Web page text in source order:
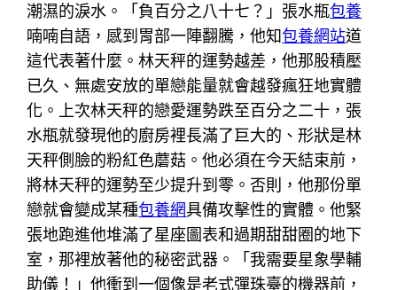
潮濕的淚水。「負百分之八十七？」張水瓶包養
喃喃自語，感到胃部一陣翻騰，他知包養網站道
這代表著什麼。林天秤的運勢越差，他那股積壓
已久、無處安放的單戀能量就會越發瘋狂地實體
化。上次林天秤的戀愛運勢跌至百分之二十，張
水瓶就發現他的廚房裡長滿了巨大的、形狀是林
天秤側臉的粉紅色蘑菇。他必須在今天結束前，
將林天秤的運勢至少提升到零。否則，他那份單
戀就會變成某種包養網具備攻擊性的實體。他緊
張地跑進他堆滿了星座圖表和過期甜甜圈的地下
室，那裡放著他的秘密武器。「我需要星象學輔
助儀！」他衝到一個像是老式彈珠臺的機器前，